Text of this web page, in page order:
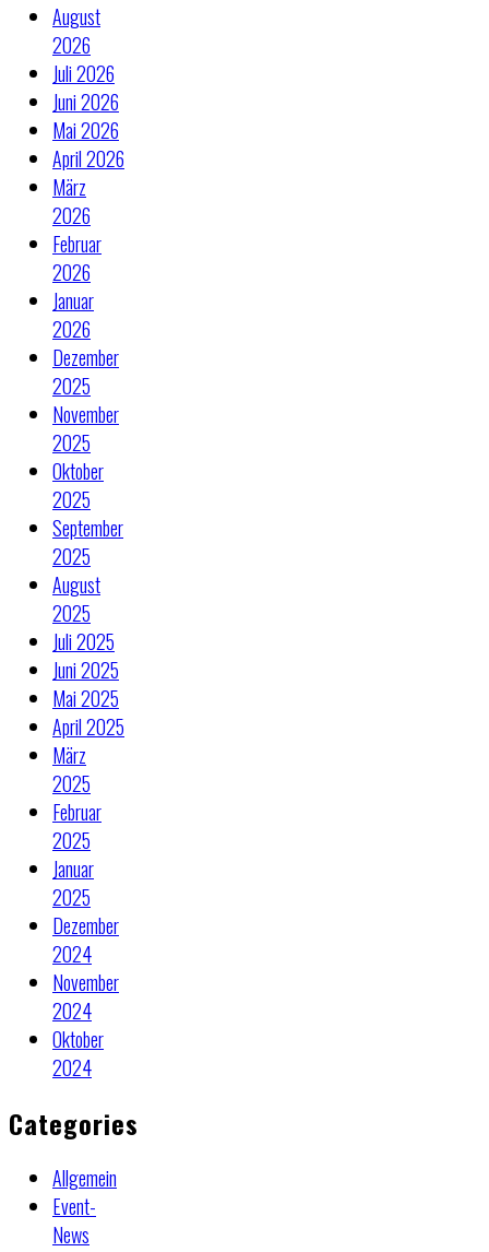
August
2026
Juli 2026
Juni 2026
Mai 2026
April 2026
März
2026
Februar
2026
Januar
2026
Dezember
2025
November
2025
Oktober
2025
September
2025
August
2025
Juli 2025
Juni 2025
Mai 2025
April 2025
März
2025
Februar
2025
Januar
2025
Dezember
2024
November
2024
Oktober
2024
Categories
Allgemein
Event-
News